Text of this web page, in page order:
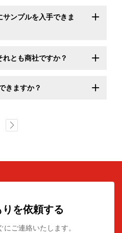
ンプルを入手できま
とも商社ですか？
きますか？
を依頼する
ご連絡いたします。